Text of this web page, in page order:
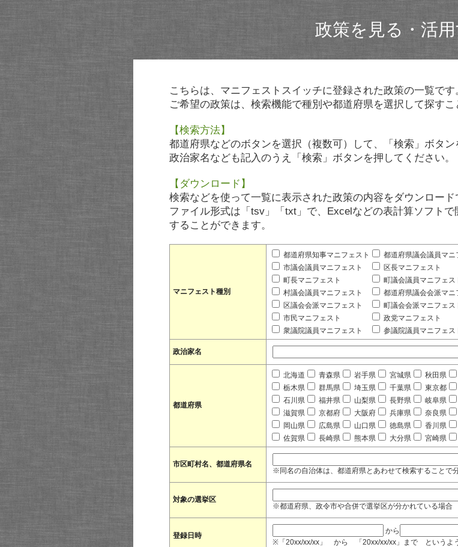
政策を見る・活
こちらは、マニフェストスイッチに登録された政策の一覧です
ご希望の政策は、検索機能で種別や都道府県を選択して探すこ
【検索方法】
都道府県などのボタンを選択（複数可）して、「検索」ボタン
政治家名なども記入のうえ「検索」ボタンを押してください。
【ダウンロード】
検索などを使って一覧に表示された政策の内容をダウンロード
ファイル形式は「tsv」「txt」で、Excelなどの表計算ソフト
することができます。
マニフェスト種別
都道府県知事マニフェスト 都道府県議会議員マニ
市議会議員マニフェスト
区長マニフェスト
町長マニフェスト
町議会議員マニフェス
村議会議員マニフェスト
都道府県議会会派マニ
区議会会派マニフェスト
町議会会派マニフェス
市民マニフェスト
政党マニフェスト
衆議院議員マニフェスト
参議院議員マニフェス
政治家名
都道府県
北海道 青森県 岩手県 宮城県 秋田県
栃木県
群馬県 埼玉県 千葉県 東京都
石川県
福井県 山梨県 長野県 岐阜県
滋賀県
京都府 大阪府 兵庫県 奈良県
岡山県
広島県 山口県 徳島県 香川県
佐賀県
長崎県 熊本県 大分県 宮崎県
市区町村名、都道府県名
※同名の自治体は、都道府県とあわせて検索することで
対象の選挙区
※都道府県、政令市や合併で選挙区が分かれている場合
登録日時
から
※「20xx/xx/xx」 から 「20xx/xx/xx」まで というよう